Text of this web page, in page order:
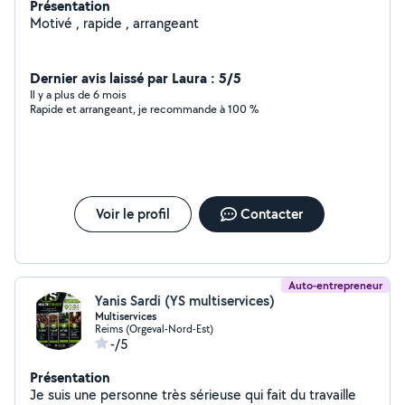
Présentation
Motivé , rapide , arrangeant
Dernier avis laissé par Laura : 5/5
Il y a plus de 6 mois
Rapide et arrangeant, je recommande à 100 %
Voir le profil Contacter
Auto-entrepreneur
Yanis Sardi (YS multiservices)
Multiservices
Reims (Orgeval-Nord-Est)
-/5
Présentation
Je suis une personne très sérieuse qui fait du travaille